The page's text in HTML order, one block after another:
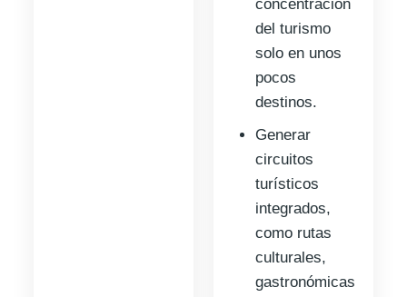
concentración
del turismo
solo en unos
pocos
destinos.
Generar
circuitos
turísticos
integrados,
como rutas
culturales,
gastronómicas